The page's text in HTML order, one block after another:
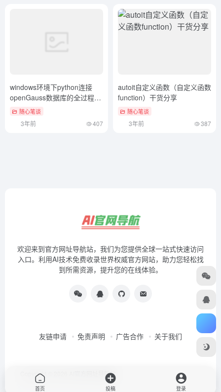
windows环境下python连接
openGauss数据库的全过程
（python中怎么连接数据库）
随心笔谈
3年前 407
autoit自定义函数（自定义函数
function）干货分享
随心笔谈
3年前 387
欢迎来到官方网址导航站，我们为您提供全球一站式快速访问
入口。利用AI技术免费收录世界权威官方网站，助力您轻松找
到所需资源，提升您的在线体验。
友链申请 免责声明 广告合作 关于我们
Copyright © 2026 AI官方网址导航站
首页 投稿 登录